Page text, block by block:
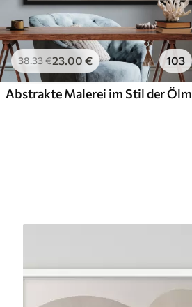
38.33€23.00 € 103